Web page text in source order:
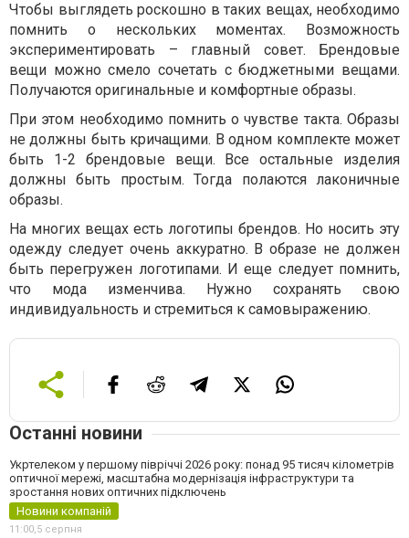
Чтобы выглядеть роскошно в таких вещах, необходимо
помнить о нескольких моментах. Возможность
экспериментировать – главный совет. Брендовые
вещи можно смело сочетать с бюджетными вещами.
Получаются оригинальные и комфортные образы.
При этом необходимо помнить о чувстве такта. Образы
не должны быть кричащими. В одном комплекте может
быть 1-2 брендовые вещи. Все остальные изделия
должны быть простым. Тогда полаются лаконичные
образы.
На многих вещах есть логотипы брендов. Но носить эту
одежду следует очень аккуратно. В образе не должен
быть перегружен логотипами. И еще следует помнить,
что мода изменчива. Нужно сохранять свою
индивидуальность и стремиться к самовыражению.
Останні новини
Укртелеком у першому півріччі 2026 року: понад 95 тисяч кілометрів
оптичної мережі, масштабна модернізація інфраструктури та
зростання нових оптичних підключень
Новини компаній
11:00,5 серпня